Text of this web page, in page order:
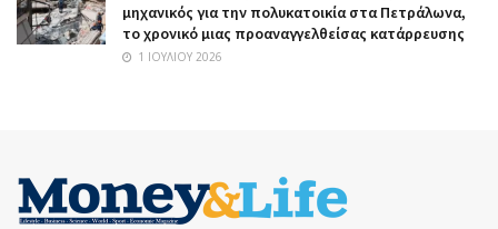
μηχανικός για την πολυκατοικία στα Πετράλωνα,
το χρονικό μιας προαναγγελθείσας κατάρρευσης
1 ΙΟΥΛΊΟΥ 2026